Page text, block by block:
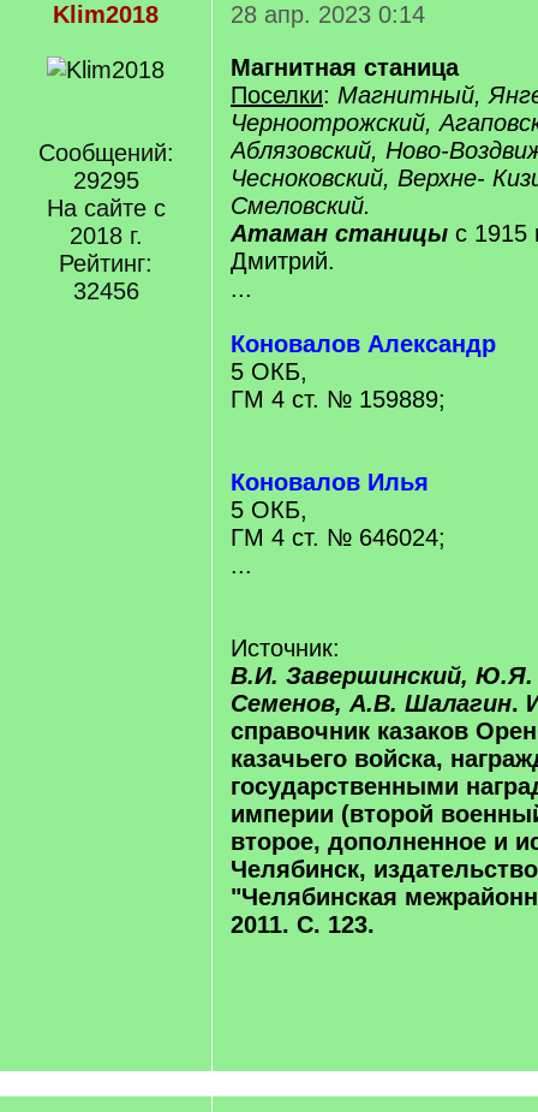
Klim2018
Сообщений:
29295
На сайте с
2018 г.
Рейтинг:
32456
28 апр. 2023 0:14
Магнитная станица
Поселки: Магнитный,
Черноотрожский,
Аблязовский, Ново-
Чесноковский, Верхне-
Смеловский.
Атаман станицы с 1915
Дмитрий.
...
Коновалов Александр
5 ОКБ,
ГМ 4 ст. № 159889;
Коновалов Илья
5 ОКБ,
ГМ 4 ст. № 646024;
...
Источник:
В.И. Завершинский, Ю.Я.
Семенов, А.В. Шалагин.
справочник казаков
казачьего войска,
государственными
империи (второй
второе, дополненное и
Челябинск,
"Челябинская
2011. С. 123.